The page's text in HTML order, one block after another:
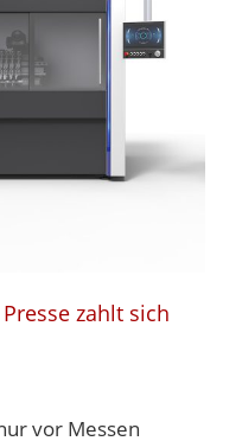
zahlt sich
vor Messen